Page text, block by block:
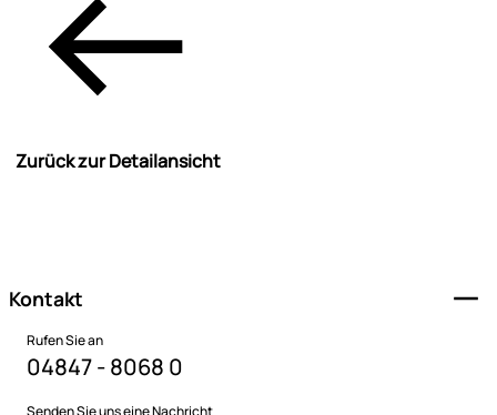
Zurück zur Detailansicht
Kontakt
Rufen Sie an
04847 - 8068 0
Senden Sie uns eine Nachricht